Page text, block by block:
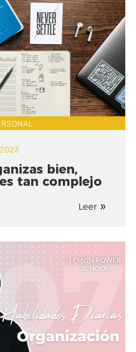
bien,
tan complejo
Leer